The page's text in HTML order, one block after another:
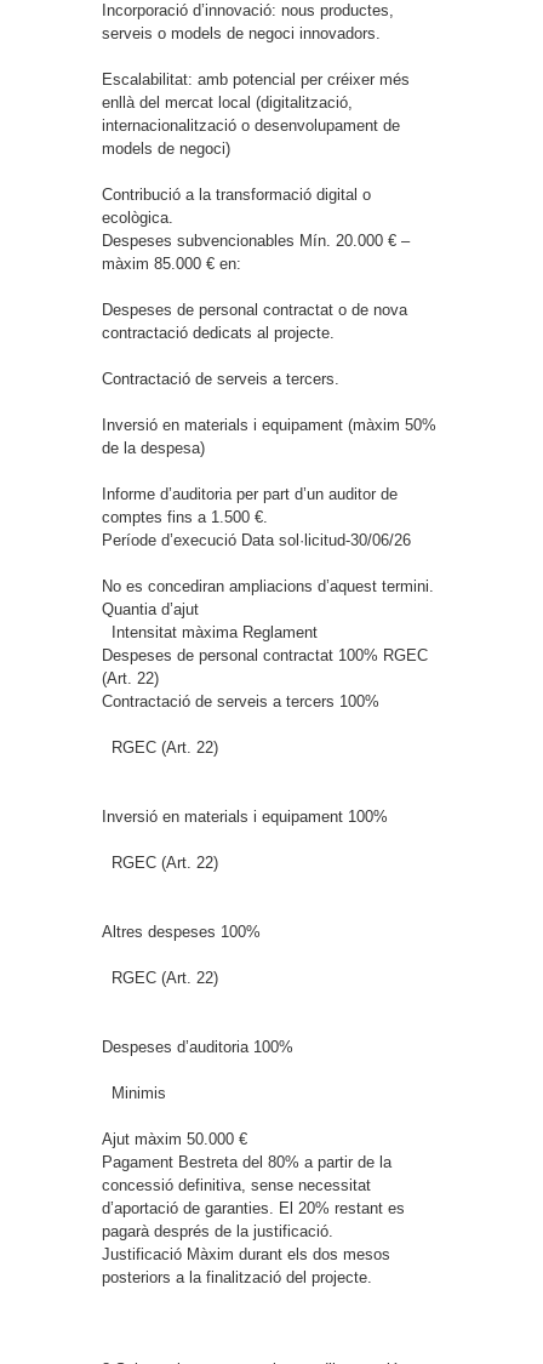
Incorporació d’innovació: nous productes,
serveis o models de negoci innovadors.
Escalabilitat: amb potencial per créixer més
enllà del mercat local (digitalització,
internacionalització o desenvolupament de
models de negoci)
Contribució a la transformació digital o
ecològica.
Despeses subvencionables Mín. 20.000 € –
màxim 85.000 € en:
Despeses de personal contractat o de nova
contractació dedicats al projecte.
Contractació de serveis a tercers.
Inversió en materials i equipament (màxim 50%
de la despesa)
Informe d’auditoria per part d’un auditor de
comptes fins a 1.500 €.
Període d’execució Data sol·licitud-30/06/26
No es concediran ampliacions d’aquest termini.
Quantia d’ajut
Intensitat màxima Reglament
Despeses de personal contractat 100% RGEC
(Art. 22)
Contractació de serveis a tercers 100%
RGEC (Art. 22)
Inversió en materials i equipament 100%
RGEC (Art. 22)
Altres despeses 100%
RGEC (Art. 22)
Despeses d’auditoria 100%
Minimis
Ajut màxim 50.000 €
Pagament Bestreta del 80% a partir de la
concessió definitiva, sense necessitat
d’aportació de garanties. El 20% restant es
pagarà després de la justificació.
Justificació Màxim durant els dos mesos
posteriors a la finalització del projecte.